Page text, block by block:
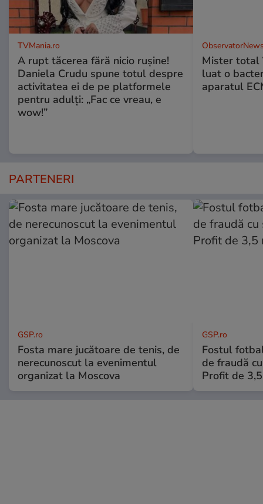
TVMania.ro
A rupt tăcerea fără nicio rușine!
Daniela Crudu spune totul despre
activitatea ei de pe platformele
pentru adulți: „Fac ce vreau, e
wow!”
Mister total
luat o
aparatul
PARTENERI
GSP.ro
Fosta mare jucătoare de tenis, de
nerecunoscut la evenimentul
organizat la Moscova
GSP.ro
Fostul
de fraudă
Profit de